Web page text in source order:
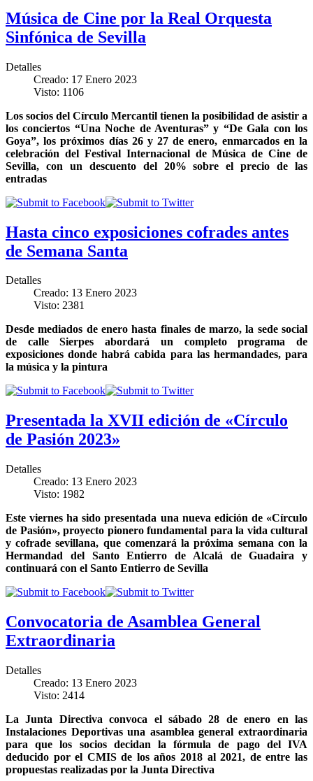
Música de Cine por la Real Orquesta
Sinfónica de Sevilla
Detalles
Creado: 17 Enero 2023
Visto: 1106
Los socios del Círculo Mercantil tienen la posibilidad de asistir a
los conciertos “Una Noche de Aventuras” y “De Gala con los
Goya”, los próximos días 26 y 27 de enero, enmarcados en la
celebración del Festival Internacional de Música de Cine de
Sevilla, con un descuento del 20% sobre el precio de las
entradas
Hasta cinco exposiciones cofrades antes
de Semana Santa
Detalles
Creado: 13 Enero 2023
Visto: 2381
Desde mediados de enero hasta finales de marzo, la sede social
de calle Sierpes abordará un completo programa de
exposiciones donde habrá cabida para las hermandades, para
la música y la pintura
Presentada la XVII edición de «Círculo
de Pasión 2023»
Detalles
Creado: 13 Enero 2023
Visto: 1982
Este viernes ha sido presentada una nueva edición de «Círculo
de Pasión», proyecto pionero fundamental para la vida cultural
y cofrade sevillana, que comenzará la próxima semana con la
Hermandad del Santo Entierro de Alcalá de Guadaira y
continuará con el Santo Entierro de Sevilla
Convocatoria de Asamblea General
Extraordinaria
Detalles
Creado: 13 Enero 2023
Visto: 2414
La Junta Directiva convoca el sábado 28 de enero en las
Instalaciones Deportivas una asamblea general extraordinaria
para que los socios decidan la fórmula de pago del IVA
deducido por el CMIS de los años 2018 al 2021, de entre las
propuestas realizadas por la Junta Directiva